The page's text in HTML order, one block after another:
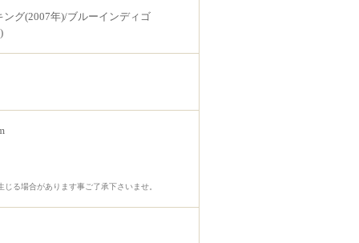
グ(2007年)/ブルーインディゴ
る場合があります事ご了承下さいませ。